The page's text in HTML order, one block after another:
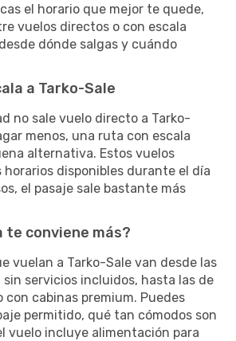
el horario que mejor te quede,
vuelos directos o con escala
dónde salgas y cuándo
a Tarko-Sale
no sale vuelo directo a Tarko-
menos, una ruta con escala
alternativa. Estos vuelos
horarios disponibles durante el día
el pasaje sale bastante más
te conviene más?
vuelan a Tarko-Sale van desde las
sin servicios incluidos, hasta las de
con cabinas premium. Puedes
permitido, qué tan cómodos son
vuelo incluye alimentación para